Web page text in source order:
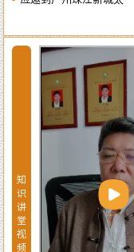
区别
知
识
讲
堂
视
频